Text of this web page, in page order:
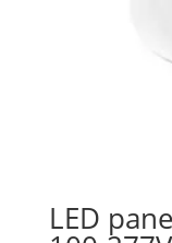
LED